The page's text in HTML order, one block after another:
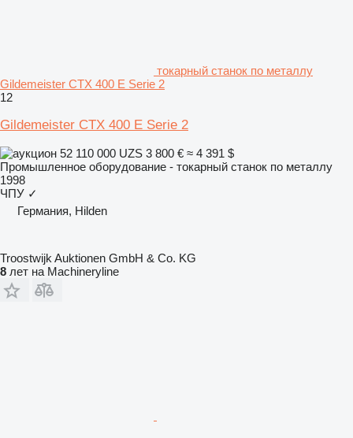
токарный станок по металлу
Gildemeister CTX 400 E Serie 2
12
Gildemeister CTX 400 E Serie 2
52 110 000 UZS 3 800 € ≈ 4 391 $
Промышленное оборудование - токарный станок по металлу
1998
ЧПУ ✓
Германия, Hilden
Troostwijk Auktionen GmbH & Co. KG
8 лет на Machineryline